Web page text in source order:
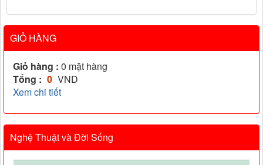
GIỎ HÀNG
Giỏ hàng : 0 mặt hàng
Tổng : 0 VND
Xem chi tiết
Nghệ Thuật và Đời Sống